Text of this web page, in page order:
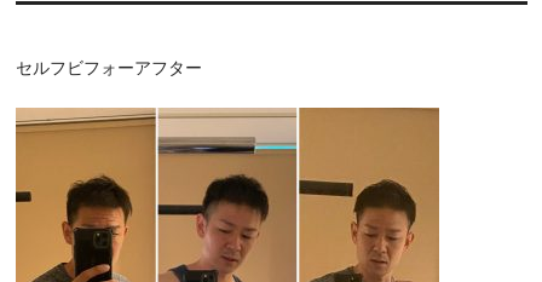
セルフビフォーアフター